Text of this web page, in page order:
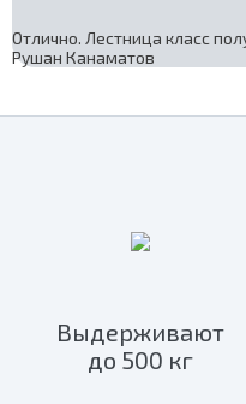
Отлично. Лестница класс
Рушан Канаматов
Выдерживают
до 500 кг